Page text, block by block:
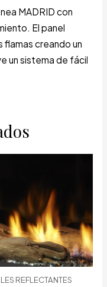
MADRID con
El panel
creando un
un sistema de fácil
REFLECTANTES